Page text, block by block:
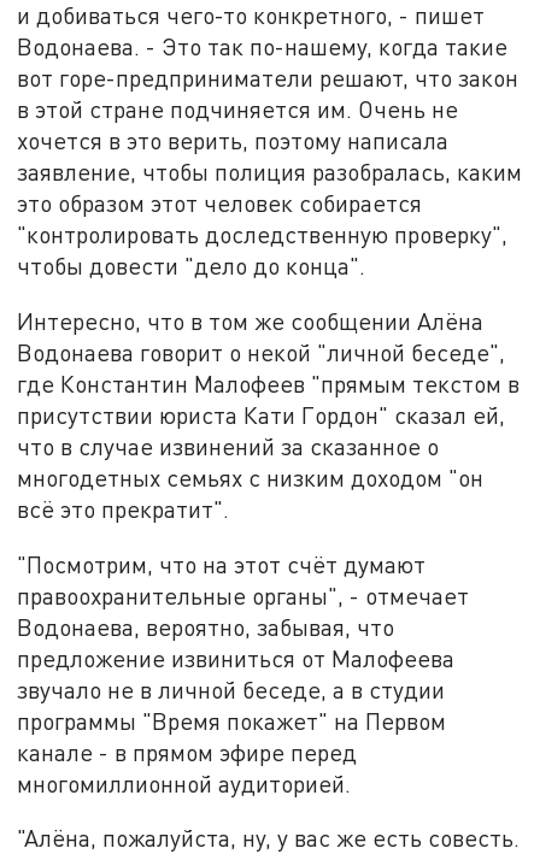
и добиваться чего-то конкретного, - пишет
Водонаева. - Это так по-нашему, когда такие
вот горе-предприниматели решают, что закон
в этой стране подчиняется им. Очень не
хочется в это верить, поэтому написала
заявление, чтобы полиция разобралась, каким
это образом этот человек собирается
"контролировать доследственную проверку",
чтобы довести "дело до конца".
Интересно, что в том же сообщении Алёна
Водонаева говорит о некой "личной беседе",
где Константин Малофеев "прямым текстом в
присутствии юриста Кати Гордон" сказал ей,
что в случае извинений за сказанное о
многодетных семьях с низким доходом "он
всё это прекратит".
"Посмотрим, что на этот счёт думают
правоохранительные органы", - отмечает
Водонаева, вероятно, забывая, что
предложение извиниться от Малофеева
звучало не в личной беседе, а в студии
программы "Время покажет" на Первом
канале - в прямом эфире перед
многомиллионной аудиторией.
"Алёна, пожалуйста, ну, у вас же есть совесть.